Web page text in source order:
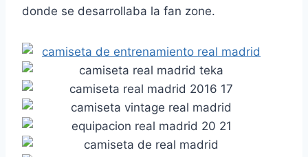
donde se desarrollaba la fan zone.